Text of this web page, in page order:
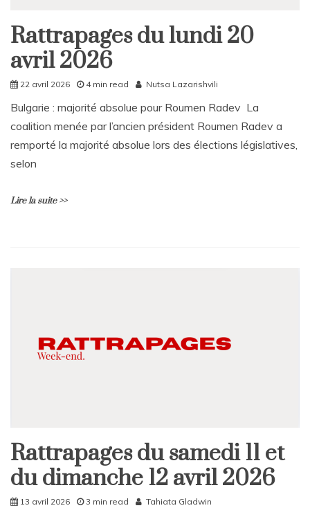
Rattrapages
Rattrapages du lundi 20
avril 2026
22 avril 2026 4 min read Nutsa Lazarishvili
Bulgarie : majorité absolue pour Roumen Radev La
coalition menée par l’ancien président Roumen Radev a
remporté la majorité absolue lors des élections législatives,
selon
Lire la suite >>
Rattrapages
Rattrapages
Rattrapages du samedi 11 et
du dimanche 12 avril 2026
13 avril 2026 3 min read Tahiata Gladwin